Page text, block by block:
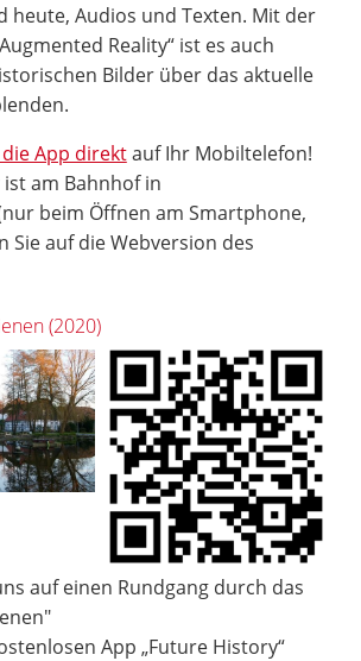
heute, Audios und Texten. Mit der
Reality“ ist es auch
Bilder über das aktuelle
App direktauf Ihr Mobiltelefon!
am Bahnhof in
beim Öffnen am Smartphone,
Sie auf die Webversion des
(2020)
auf einen Rundgang durch das
App „Future History“